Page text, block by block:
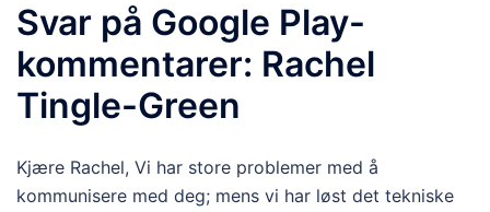
Svar på Google Play-
kommentarer: Rachel
Tingle-Green
Kjære Rachel, Vi har store problemer med å
kommunisere med deg; mens vi har løst det tekniske